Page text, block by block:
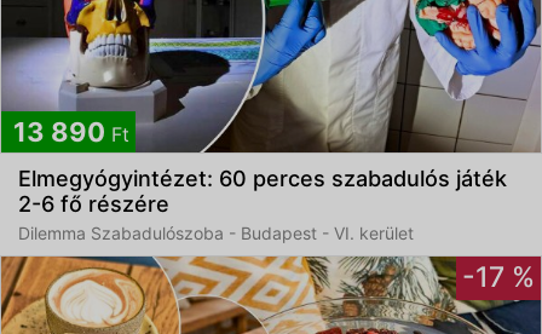
13 890 Ft
Elmegyógyintézet: 60 perces szabadulós játék
2-6 fő részére
Dilemma Szabadulószoba - Budapest - VI. kerület
-17 %